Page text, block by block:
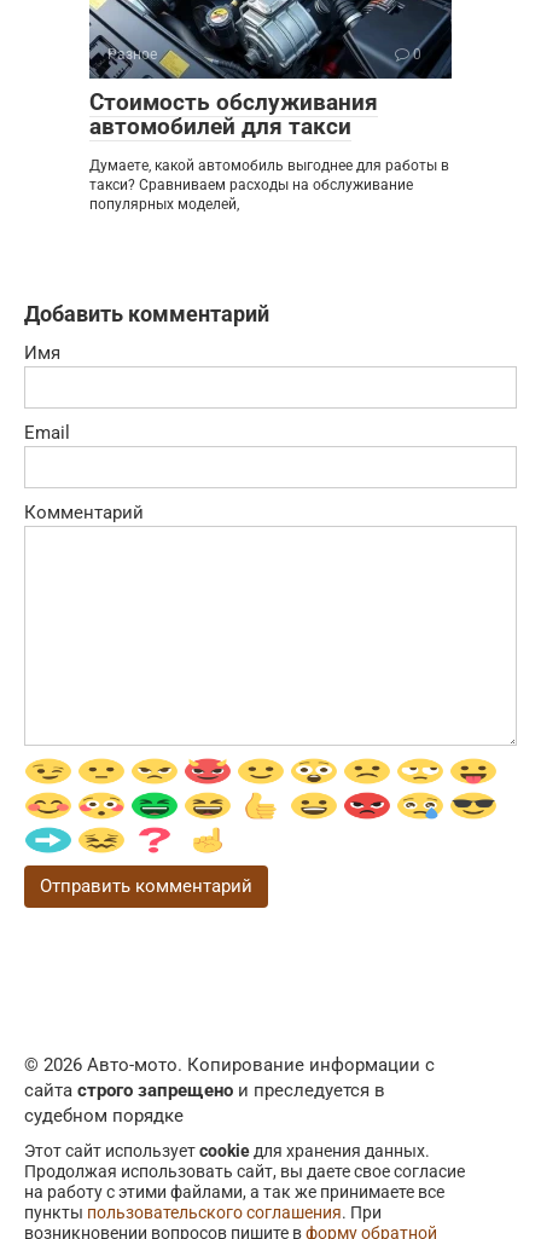
Разное 0
Стоимость обслуживания
автомобилей для такси
Думаете, какой автомобиль выгоднее для работы в
такси? Сравниваем расходы на обслуживание
популярных моделей,
Добавить комментарий
Имя
Email
Комментарий
© 2026 Авто-мото. Копирование информации с
сайта строго запрещено и преследуется в
судебном порядке
Этот сайт используетcookieдля хранения данных.
Продолжая использовать сайт, вы даете свое согласие
на работу с этими файлами, а так же принимаете все
пункты пользовательского соглашения. При
возникновении вопросов пишите вформу обратной